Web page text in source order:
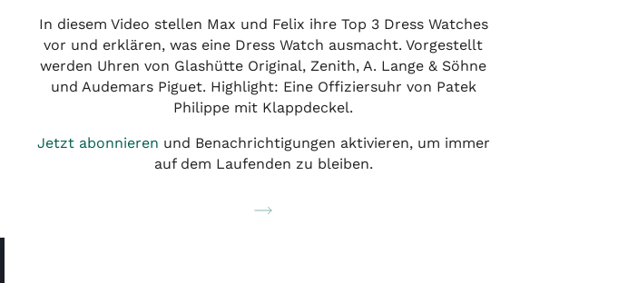
In diesem Video stellen Max und Felix ihre Top 3 Dress Watches
vor und erklären, was eine Dress Watch ausmacht. Vorgestellt
werden Uhren von Glashütte Original, Zenith, A. Lange & Söhne
und Audemars Piguet. Highlight: Eine Offiziersuhr von Patek
Philippe mit Klappdeckel.
Jetzt abonnieren und Benachrichtigungen aktivieren, um immer
auf dem Laufenden zu bleiben.